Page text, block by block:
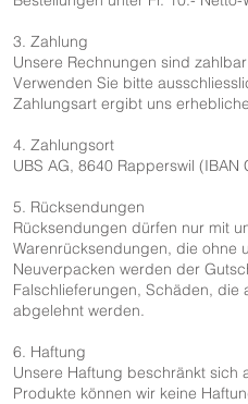
3. Zahlung
Unsere Rechnungen sind
Verwenden Sie bitte
Zahlungsart ergibt uns
4. Zahlungsort
UBS AG, 8640 Rapperswil
5. Rücksendungen
Rücksendungen dürfen nur mit
Warenrücksendungen, die ohne
Neuverpacken werden der
Falschlieferungen, Schäden, die
abgelehnt werden.
6. Haftung
Unsere Haftung beschränkt sich
Produkte können wir keine